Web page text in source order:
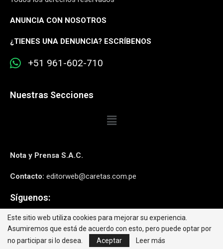
ANUNCIA CON NOSOTROS
¿TIENES UNA DENUNCIA? ESCRÍBENOS
+51 961-602-710
Nuestras Secciones
Nota y Prensa S.A.C.
Contacto: editorweb@caretas.com.pe
Síguenos:
Este sitio web utiliza cookies para mejorar su experiencia.
Asumiremos que está de acuerdo con esto, pero puede optar por
no participar si lo desea.
Aceptar Leer más